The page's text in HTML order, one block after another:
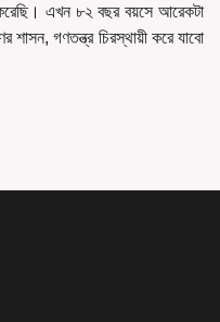
এখন ৮২ বছর বয়সে আরেকটা
শাসন, গণতন্ত্র চিরস্থায়ী করে যাবো